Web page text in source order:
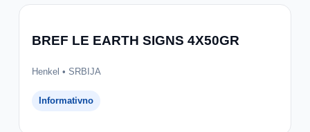
BREF LE EARTH SIGNS 4X50GR
Henkel • SRBIJA
Informativno